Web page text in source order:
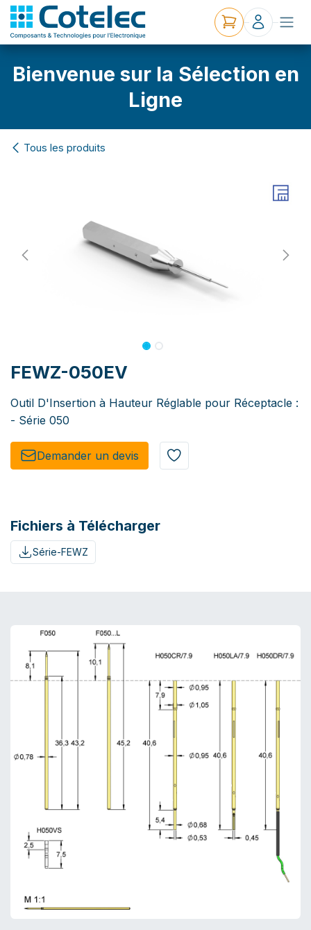
Bienvenue sur la Sélection en
Ligne
Tous les produits
FEWZ-050EV
Outil D'Insertion à Hauteur Réglable pour Réceptacle :
- Série 050
Demander un de​​vis​​
Fichiers à Télécharger
Série-FEWZ